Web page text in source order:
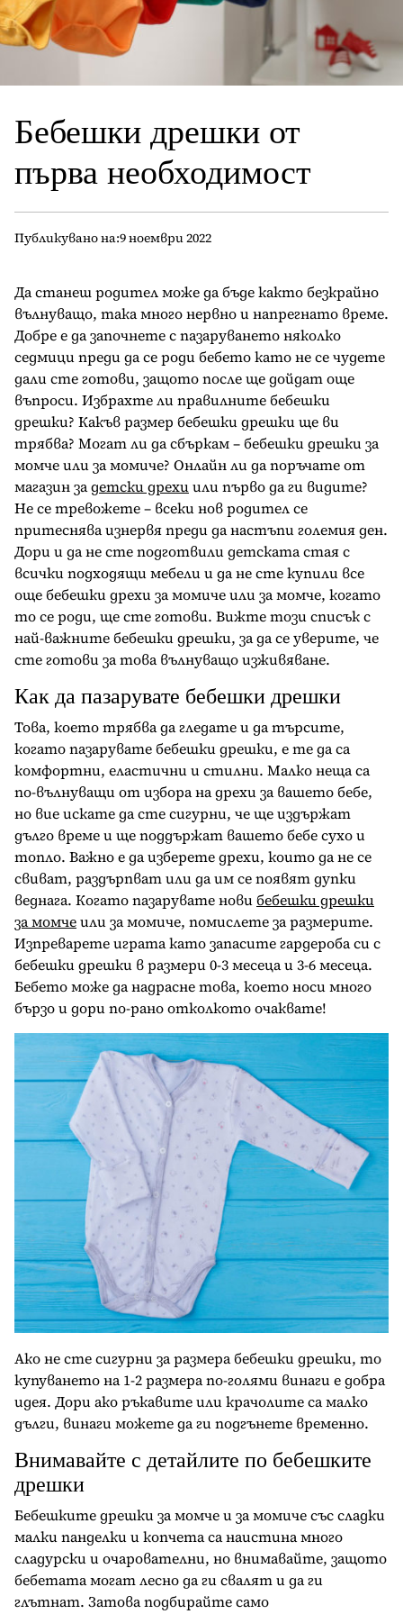
Бебешки дрешки от
първа необходимост
Публикувано на:9 ноември 2022
Да станеш родител може да бъде както безкрайно
вълнуващо, така много нервно и напрегнато време.
Добре е да започнете с пазаруването няколко
седмици преди да се роди бебето като не се чудете
дали сте готови, защото после ще дойдат още
въпроси. Избрахте ли правилните бебешки
дрешки? Какъв размер бебешки дрешки ще ви
трябва? Могат ли да сбъркам – бебешки дрешки за
момче или за момиче? Онлайн ли да поръчате от
магазин задетски дрехиили първо да ги видите?
Не се тревожете – всеки нов родител се
притеснява изнервя преди да настъпи големия ден.
Дори и да не сте подготвили детската стая с
всички подходящи мебели и да не сте купили все
още бебешки дрехи за момиче или за момче, когато
то се роди, ще сте готови. Вижте този списък с
най-важните бебешки дрешки, за да се уверите, че
сте готови за това вълнуващо изживяване.
Как да пазарувате бебешки дрешки
Това, което трябва да гледате и да търсите,
когато пазарувате бебешки дрешки, е те да са
комфортни, еластични и стилни. Малко неща са
по-вълнуващи от избора на дрехи за вашето бебе,
но вие искате да сте сигурни, че ще издържат
дълго време и ще поддържат вашето бебе сухо и
топло. Важно е да изберете дрехи, които да не се
свиват, раздърпват или да им се появят дупки
веднага. Когато пазарувате новибебешки дрешки
за момчеили за момиче, помислете за размерите.
Изпреварете играта като запасите гардероба си с
бебешки дрешки в размери 0-3 месеца и 3-6 месеца.
Бебето може да надрасне това, което носи много
бързо и дори по-рано отколкото очаквате!
Ако не сте сигурни за размера бебешки дрешки, то
купуването на 1-2 размера по-голями винаги е добра
идея. Дори ако ръкавите или крачолите са малко
дълги, винаги можете да ги подгънете временно.
Внимавайте с детайлите по бебешките
дрешки
Бебешките дрешки за момче и за момиче със сладки
малки панделки и копчета са наистина много
сладурски и очарователни, но внимавайте, защото
бебетата могат лесно да ги свалят и да ги
глътнат. Затова подбирайте само